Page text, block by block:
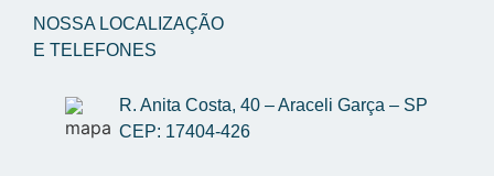
NOSSA LOCALIZAÇÃO
E TELEFONES
R. Anita Costa, 40 – Araceli Garça – SP
CEP: 17404-426